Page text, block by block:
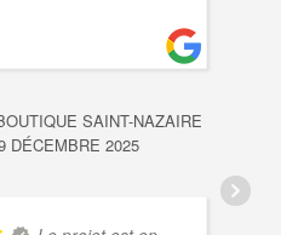
SAINT-NAZAIRE
DÉCEMBRE 2025